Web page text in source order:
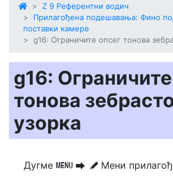
Z 9 Референтни водич
Прилагођена подешавања: Фино
поставки камере
g16: Ограничите опсег тонова
g16:
тонова
узорка
Дугме G U A Мени